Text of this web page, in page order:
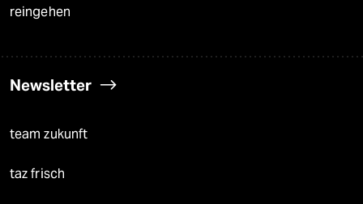
reingehen
Newsletter
team zukunft
taz frisch